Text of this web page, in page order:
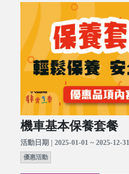
機車基本保養套餐
活動日期 | 2025-01-01 ~ 2025-12-31
優惠活動